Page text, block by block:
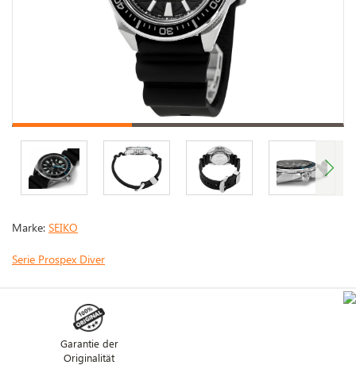
Marke: SEIKO
Serie Prospex Diver
Garantie der
Originalität